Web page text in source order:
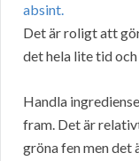
absint.
Det är roligt att
det hela lite tid
Handla
fram. Det är
gröna fen men det